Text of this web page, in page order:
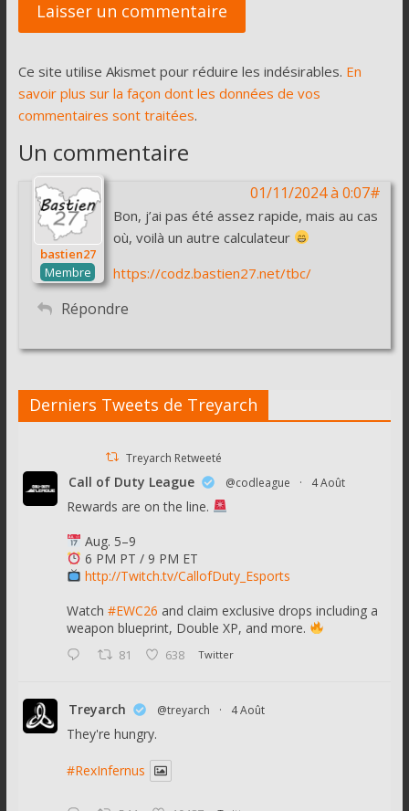
Ce site utilise Akismet pour réduire les indésirables. En
savoir plus sur la façon dont les données de vos
commentaires sont traitées.
Un commentaire
01/11/2024 à 0:07#
bastien27
Membre
Bon, j’ai pas été assez rapide, mais au cas
où, voilà un autre calculateur
https://codz.bastien27.net/tbc/
Répondre
Derniers Tweets de Treyarch
Treyarch Retweeté
Call of Duty League @codleague · 4 Août
Rewards are on the line.
Aug. 5–9
6 PM PT / 9 PM ET
http://Twitch.tv/CallofDuty_Esports
Watch #EWC26 and claim exclusive drops including a
weapon blueprint, Double XP, and more.
81 638 Twitter
Treyarch @treyarch · 4 Août
They're hungry.
#RexInfernus